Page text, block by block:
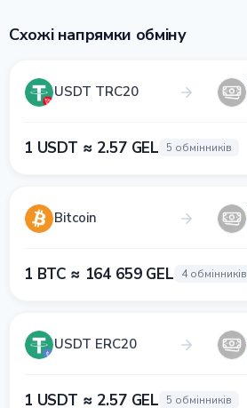
Схожі напрямки обміну
USDT TRC20
1 USDT ≈ 2.57 GEL 5 обмінників
Bitcoin
1 BTC ≈ 164 659 GEL 4 обмінників
USDT ERC20
1 USDT ≈ 2.57 GEL 5 обмінників